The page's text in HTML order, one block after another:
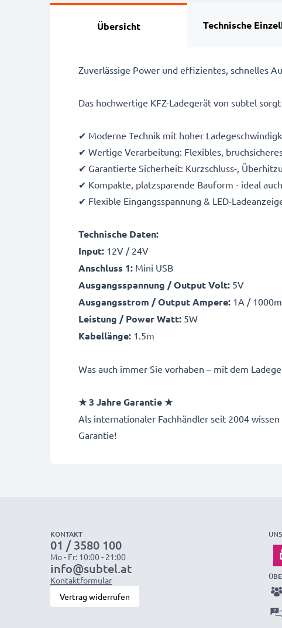
Übersicht Technische
Zuverlässige Power und effizientes, schnelles
Das hochwertige KFZ-Ladegerät von subtel
✔ Moderne Technik mit hoher
✔ Wertige Verarbeitung: Flexibles,
✔ Garantierte Sicherheit: Kurzschluss-,
✔ Kompakte, platzsparende Bauform - ideal
✔ Flexible Eingangsspannung & LED-
Technische Daten:
Input: 12V / 24V
Anschluss 1: Mini USB
Ausgangsspannung / Output Volt: 5V
Ausgangsstrom / Output Ampere: 1A /
Leistung / Power Watt: 5W
Kabellänge: 1.5m
Was auch immer Sie vorhaben – mit dem
★ 3 Jahre Garantie ★
Als internationaler Fachhändler seit 2004
Garantie!
KONTAKT
01 / 3580 100
Mo - Fr: 10:00 - 21:00
info@subtel.at
Kontaktformular
Vertrag widerrufen